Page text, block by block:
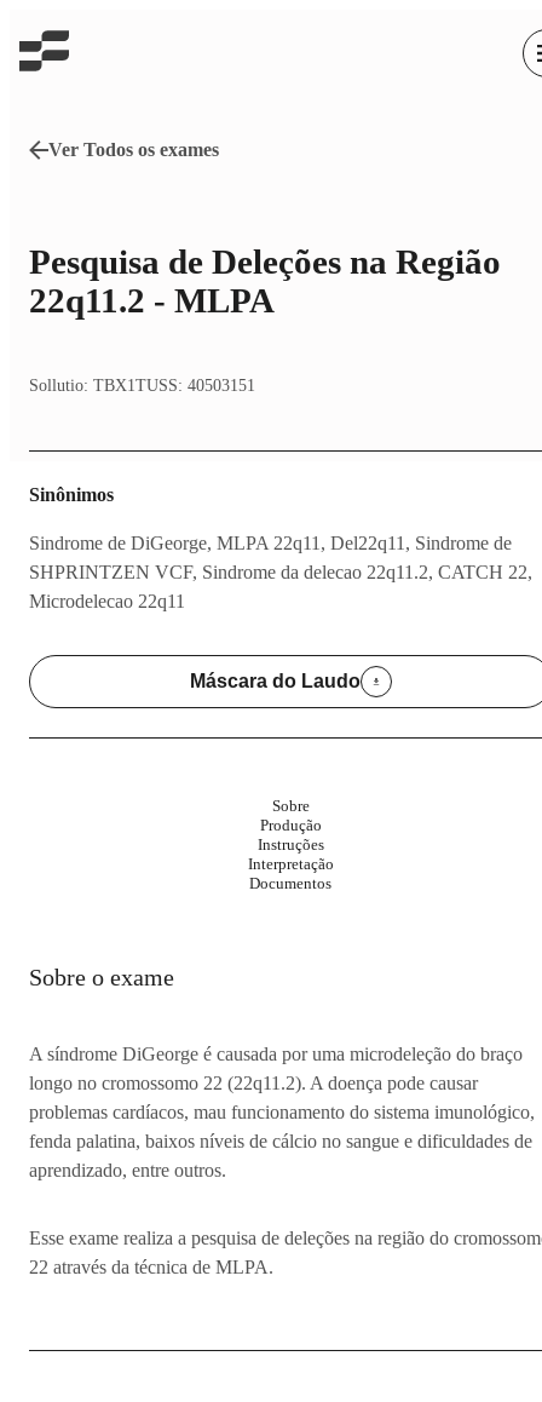
Ver Todos os exames
Sollutio: TBX1TUSS: 40503151
Pesquisa de Deleções na Região
22q11.2 - MLPA
Sinônimos
Sindrome de DiGeorge, MLPA 22q11, Del22q11, Sindrome de
SHPRINTZEN VCF, Sindrome da delecao 22q11.2, CATCH 22,
Microdelecao 22q11
Máscara do Laudo
Sobre
Produção
Instruções
Interpretação
Documentos
Sobre o exame
A síndrome DiGeorge é causada por uma microdeleção do braço
longo no cromossomo 22 (22q11.2). A doença pode causar
problemas cardíacos, mau funcionamento do sistema imunológico,
fenda palatina, baixos níveis de cálcio no sangue e dificuldades de
aprendizado, entre outros.
Esse exame realiza a pesquisa de deleções na região do
22 através da técnica de MLPA.